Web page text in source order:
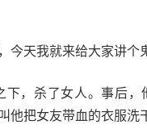
天我就来给大家讲个
，杀了女人。事后
把女友带血的衣服洗